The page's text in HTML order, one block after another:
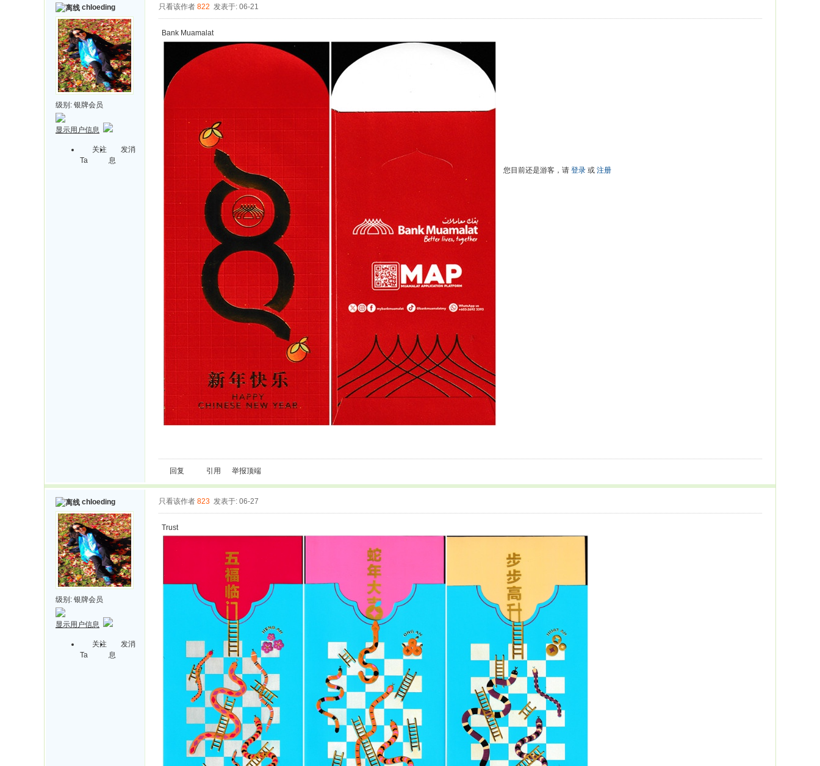
chloeding
级别: 银牌会员
显示用户信息
关注
Ta
发消
息
只看该作者 822 发表于: 06-21
Bank Muamalat
回复 引用 举报顶端
chloeding
级别: 银牌会员
显示用户信息
关注
Ta
发消
息
只看该作者 823 发表于: 06-27
Trust
您目前还是游客，请 登录或 注册